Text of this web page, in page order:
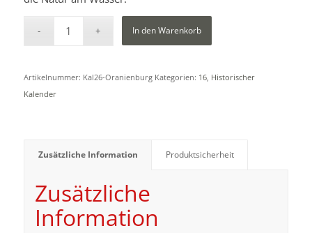
In den Warenkorb
Artikelnummer: Kal26-Oranienburg Kategorien: 16, Historischer
Kalender
Zusätzliche Information Produktsicherheit
Zusätzliche
Information